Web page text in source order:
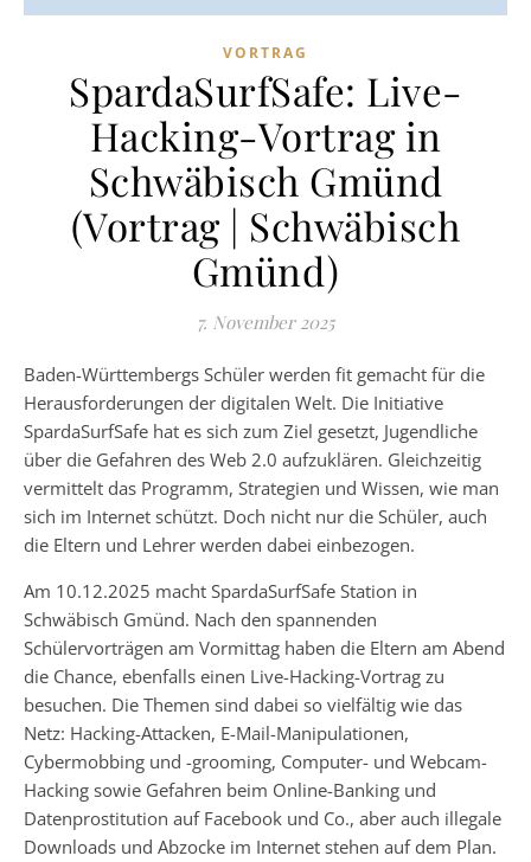
VORTRAG
SpardaSurfSafe: Live-
Hacking-Vortrag in
Schwäbisch Gmünd
(Vortrag | Schwäbisch
Gmünd)
7. November 2025
Baden-Württembergs Schüler werden fit gemacht für die
Herausforderungen der digitalen Welt. Die Initiative
SpardaSurfSafe hat es sich zum Ziel gesetzt, Jugendliche
über die Gefahren des Web 2.0 aufzuklären. Gleichzeitig
vermittelt das Programm, Strategien und Wissen, wie man
sich im Internet schützt. Doch nicht nur die Schüler, auch
die Eltern und Lehrer werden dabei einbezogen.
Am 10.12.2025 macht SpardaSurfSafe Station in
Schwäbisch Gmünd. Nach den spannenden
Schülervorträgen am Vormittag haben die Eltern am Abend
die Chance, ebenfalls einen Live-Hacking-Vortrag zu
besuchen. Die Themen sind dabei so vielfältig wie das
Netz: Hacking-Attacken, E-Mail-Manipulationen,
Cybermobbing und -grooming, Computer- und Webcam-
Hacking sowie Gefahren beim Online-Banking und
Datenprostitution auf Facebook und Co., aber auch illegale
Downloads und Abzocke im Internet stehen auf dem Plan.